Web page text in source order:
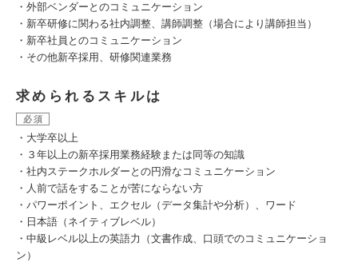
・外部ベンダーとのコミュニケーション
・新卒研修に関わる社内調整、講師調整（場合により講師担当）
・新卒社員とのコミュニケーション
・その他新卒採用、研修関連業務
求められるスキルは
必須
・大学卒以上
・３年以上の新卒採用業務経験または同等の知識
・社内ステークホルダーとの円滑なコミュニケーション
・人前で話をすることが苦にならない方
・パワーポイント、エクセル（データ集計や分析）、ワード
・日本語（ネイティブレベル）
・中級レベル以上の英語力（文書作成、口頭でのコミュニケーショ
ン）